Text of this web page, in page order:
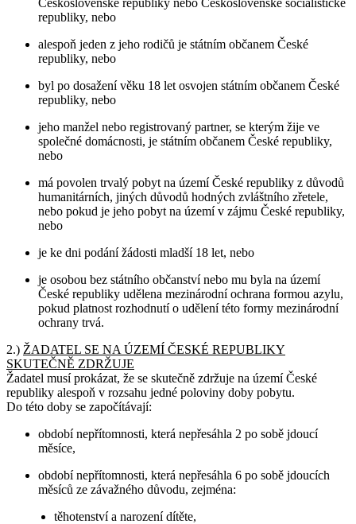
republiky, nebo
alespoň jeden z jeho rodičů je státním občanem České
republiky, nebo
byl po dosažení věku 18 let osvojen státním občanem České
republiky, nebo
jeho manžel nebo registrovaný partner, se kterým žije ve
společné domácnosti, je státním občanem České republiky,
nebo
má povolen trvalý pobyt na území České republiky z důvodů
humanitárních, jiných důvodů hodných zvláštního zřetele,
nebo pokud je jeho pobyt na území v zájmu České republiky,
nebo
je ke dni podání žádosti mladší 18 let, nebo
je osobou bez státního občanství nebo mu byla na území
České republiky udělena mezinárodní ochrana formou azylu,
pokud platnost rozhodnutí o udělení této formy mezinárodní
ochrany trvá.
2.) ŽADATEL SE NA ÚZEMÍ ČESKÉ REPUBLIKY
SKUTEČNĚ ZDRŽUJE
Žadatel musí prokázat, že se skutečně zdržuje na území České
republiky alespoň v rozsahu jedné poloviny doby pobytu.
Do této doby se započítávají:
období nepřítomnosti, která nepřesáhla 2 po sobě jdoucí
měsíce,
období nepřítomnosti, která nepřesáhla 6 po sobě jdoucích
měsíců ze závažného důvodu, zejména:
těhotenství a narození dítěte,